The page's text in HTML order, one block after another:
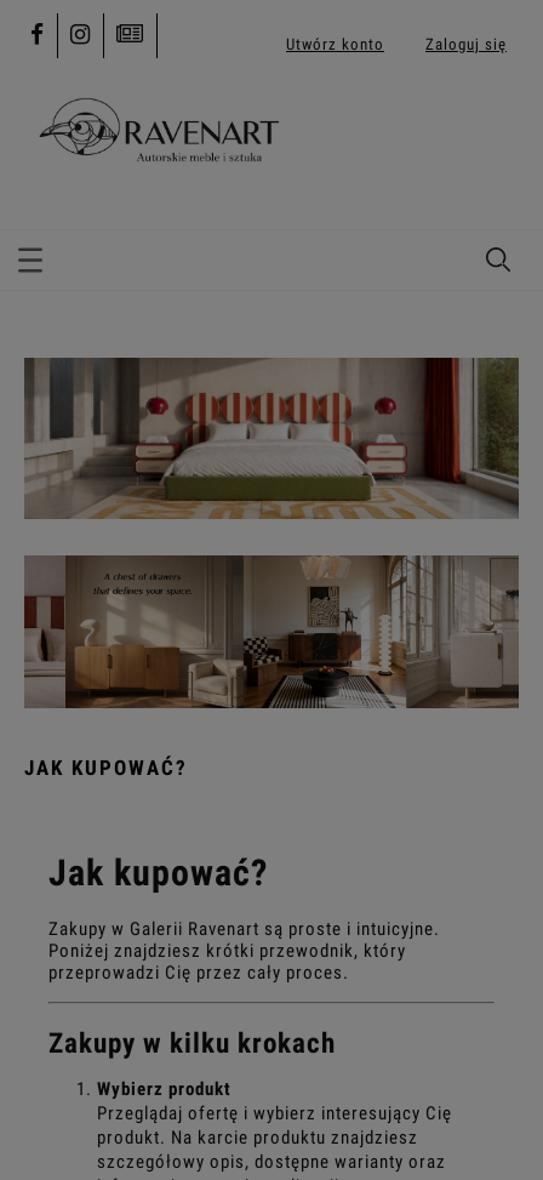
Utwórz konto Zaloguj się
JAK KUPOWAĆ?
Jak kupować?
Zakupy w Galerii Ravenart są proste i intuicyjne.
Poniżej znajdziesz krótki przewodnik, który
przeprowadzi Cię przez cały proces.
Zakupy w kilku krokach
Wybierz produkt
Przeglądaj ofertę i wybierz interesujący Cię
produkt. Na karcie produktu znajdziesz
szczegółowy opis, dostępne warianty oraz